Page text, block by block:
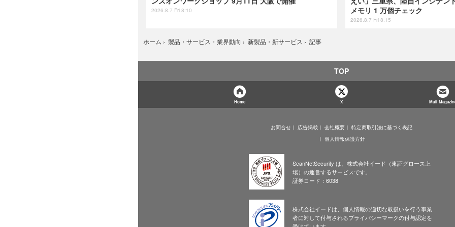
2026.8.7 Fri 8:10
メモリ 1 万個チェック
2026.8.7 Fri 8:15
ホーム › 製品・サービス・業界動向 › 新製品・新サービス › 記事
TOP
Home X Mail
お問合せ 広告掲載 会社概要
特定商取引法に基づく表記
個人情報保護方針
ScanNetSecurity は、株式会社イード（東証グロース上
場）の運営するサービスです。
証券コード：6038
株式会社イードは、個人情報の適切な取扱いを行う事業
者に対して付与されるプライバシーマークの付与認定を